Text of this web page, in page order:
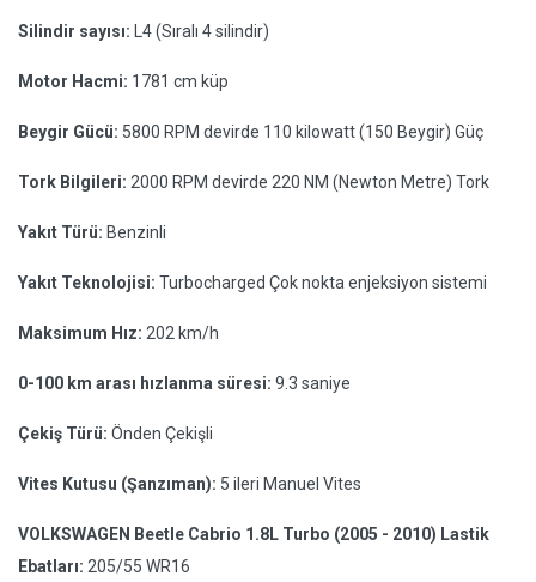
Silindir sayısı: L4 (Sıralı 4 silindir)
Motor Hacmi: 1781 cm küp
Beygir Gücü: 5800 RPM devirde 110 kilowatt (150 Beygir) Güç
Tork Bilgileri: 2000 RPM devirde 220 NM (Newton Metre) Tork
Yakıt Türü: Benzinli
Yakıt Teknolojisi: Turbocharged Çok nokta enjeksiyon sistemi
Maksimum Hız: 202 km/h
0-100 km arası hızlanma süresi: 9.3 saniye
Çekiş Türü: Önden Çekişli
Vites Kutusu (Şanzıman): 5 ileri Manuel Vites
VOLKSWAGEN Beetle Cabrio 1.8L Turbo (2005 - 2010) Lastik
Ebatları: 205/55 WR16